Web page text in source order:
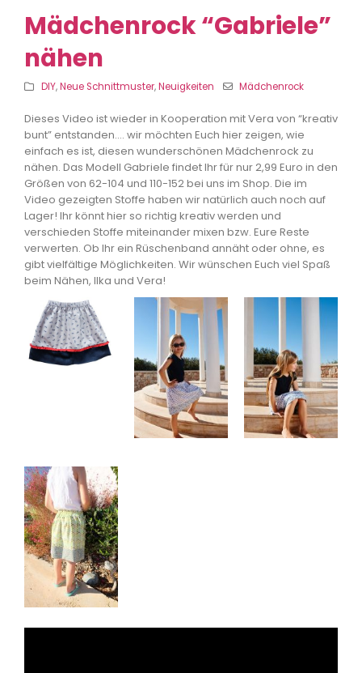
Mädchenrock “Gabriele”
nähen
DIY,Neue Schnittmuster,Neuigkeiten Mädchenrock
Dieses Video ist wieder in Kooperation mit Vera von “kreativ
bunt” entstanden…. wir möchten Euch hier zeigen, wie
einfach es ist, diesen wunderschönen Mädchenrock zu
nähen. Das Modell Gabriele findet Ihr für nur 2,99 Euro in den
Größen von 62-104 und 110-152 bei uns im Shop. Die im
Video gezeigten Stoffe haben wir natürlich auch noch auf
Lager! Ihr könnt hier so richtig kreativ werden und
verschieden Stoffe miteinander mixen bzw. Eure Reste
verwerten. Ob Ihr ein Rüschenband annäht oder ohne, es
gibt vielfältige Möglichkeiten. Wir wünschen Euch viel Spaß
beim Nähen, Ilka und Vera!